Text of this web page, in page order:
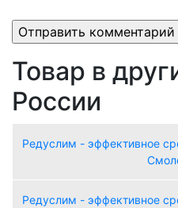
Товар в
России
Редуслим - эффективное
Редуслим - эффективное